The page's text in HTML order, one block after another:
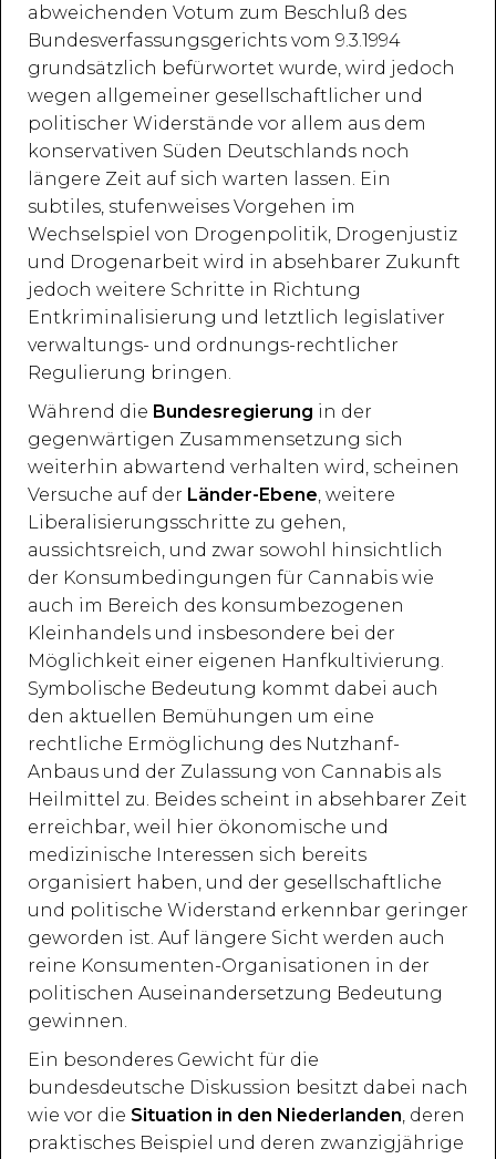
abweichenden Votum zum Beschluß des
Bundesverfassungsgerichts vom 9.3.1994
grundsätzlich befürwortet wurde, wird jedoch
wegen allgemeiner gesellschaftlicher und
politischer Widerstände vor allem aus dem
konservativen Süden Deutschlands noch
längere Zeit auf sich warten lassen. Ein
subtiles, stufenweises Vorgehen im
Wechselspiel von Drogenpolitik, Drogenjustiz
und Drogenarbeit wird in absehbarer Zukunft
jedoch weitere Schritte in Richtung
Entkriminalisierung und letztlich legislativer
verwaltungs- und ordnungs-rechtlicher
Regulierung bringen.
Während die Bundesregierung in der
gegenwärtigen Zusammensetzung sich
weiterhin abwartend verhalten wird, scheinen
Versuche auf der Länder-Ebene, weitere
Liberalisierungsschritte zu gehen,
aussichtsreich, und zwar sowohl hinsichtlich
der Konsumbedingungen für Cannabis wie
auch im Bereich des konsumbezogenen
Kleinhandels und insbesondere bei der
Möglichkeit einer eigenen Hanfkultivierung.
Symbolische Bedeutung kommt dabei auch
den aktuellen Bemühungen um eine
rechtliche Ermöglichung des Nutzhanf-
Anbaus und der Zulassung von Cannabis als
Heilmittel zu. Beides scheint in absehbarer Zeit
erreichbar, weil hier ökonomische und
medizinische Interessen sich bereits
organisiert haben, und der gesellschaftliche
und politische Widerstand erkennbar geringer
geworden ist. Auf längere Sicht werden auch
reine Konsumenten-Organisationen in der
politischen Auseinandersetzung Bedeutung
gewinnen.
Ein besonderes Gewicht für die
bundesdeutsche Diskussion besitzt dabei nach
wie vor die Situation in den Niederlanden, deren
praktisches Beispiel und deren zwanzigjährige